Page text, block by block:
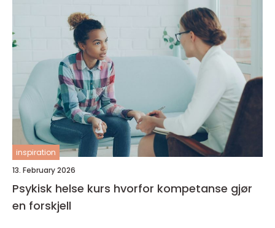
inspiration
13. February 2026
Psykisk helse kurs hvorfor kompetanse gjør
en forskjell